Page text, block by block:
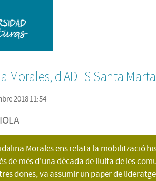
Morales, d'ADES Santa Marta
2018 11:54
Morales ens relata la mobilització
de més d'una dècada de lluita de les
dones, va assumir un paper de